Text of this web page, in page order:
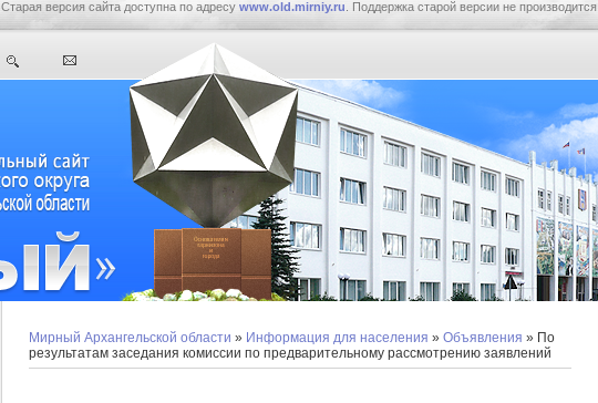
Старая версия сайта доступна по адресу www.old.mirniy.ru . Поддержка старой версии не производится.
Мирный Архангельской области » Информация для населения » Объявления » По
результатам заседания комиссии по предварительному рассмотрению заявлений